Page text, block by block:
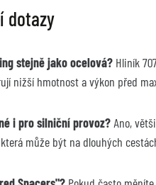
dotazy
stejně jako ocelová? Hliník
nižší hmotnost a výkon před
i pro silniční provoz? Ano,
může být na dlouhých